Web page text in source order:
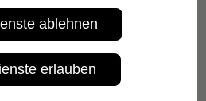
ist Teamsport
ablehnen
erlauben